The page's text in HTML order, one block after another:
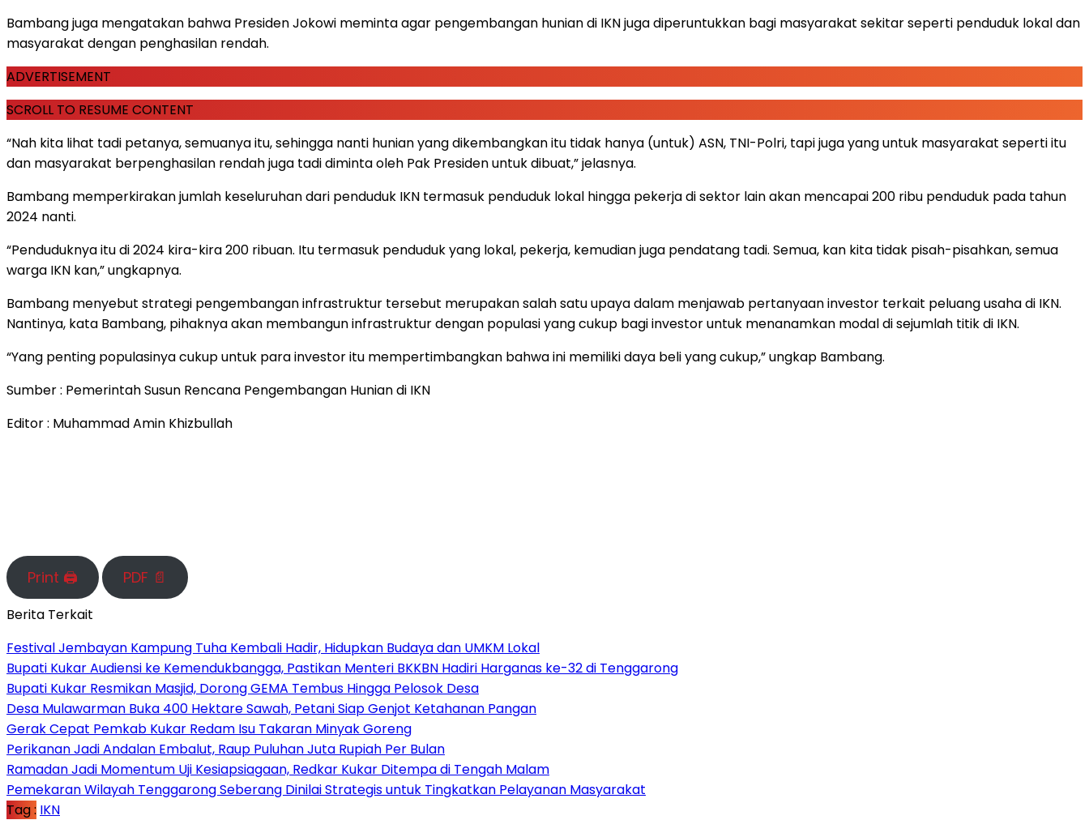
Bambang juga mengatakan bahwa Presiden Jokowi meminta agar pengembangan hunian di IKN juga diperuntukkan bagi masyarakat sekitar seperti penduduk lokal dan
masyarakat dengan penghasilan rendah.
ADVERTISEMENT
SCROLL TO RESUME CONTENT
“Nah kita lihat tadi petanya, semuanya itu, sehingga nanti hunian yang dikembangkan itu tidak hanya (untuk) ASN, TNI-Polri, tapi juga yang untuk masyarakat seperti itu
dan masyarakat berpenghasilan rendah juga tadi diminta oleh Pak Presiden untuk dibuat,” jelasnya.
Bambang memperkirakan jumlah keseluruhan dari penduduk IKN termasuk penduduk lokal hingga pekerja di sektor lain akan mencapai 200 ribu penduduk pada tahun
2024 nanti.
“Penduduknya itu di 2024 kira-kira 200 ribuan. Itu termasuk penduduk yang lokal, pekerja, kemudian juga pendatang tadi. Semua, kan kita tidak pisah-pisahkan, semua
warga IKN kan,” ungkapnya.
Bambang menyebut strategi pengembangan infrastruktur tersebut merupakan salah satu upaya dalam menjawab pertanyaan investor terkait peluang usaha di IKN.
Nantinya, kata Bambang, pihaknya akan membangun infrastruktur dengan populasi yang cukup bagi investor untuk menanamkan modal di sejumlah titik di IKN.
“Yang penting populasinya cukup untuk para investor itu mempertimbangkan bahwa ini memiliki daya beli yang cukup,” ungkap Bambang.
Sumber : Pemerintah Susun Rencana Pengembangan Hunian di IKN
Editor : Muhammad Amin Khizbullah
Print 🖨 PDF 📄
Berita Terkait
Festival Jembayan Kampung Tuha Kembali Hadir, Hidupkan Budaya dan UMKM Lokal
Bupati Kukar Audiensi ke Kemendukbangga, Pastikan Menteri BKKBN Hadiri Harganas ke-32 di Tenggarong
Bupati Kukar Resmikan Masjid, Dorong GEMA Tembus Hingga Pelosok Desa
Desa Mulawarman Buka 400 Hektare Sawah, Petani Siap Genjot Ketahanan Pangan
Gerak Cepat Pemkab Kukar Redam Isu Takaran Minyak Goreng
Perikanan Jadi Andalan Embalut, Raup Puluhan Juta Rupiah Per Bulan
Ramadan Jadi Momentum Uji Kesiapsiagaan, Redkar Kukar Ditempa di Tengah Malam
Pemekaran Wilayah Tenggarong Seberang Dinilai Strategis untuk Tingkatkan Pelayanan Masyarakat
Tag : IKN